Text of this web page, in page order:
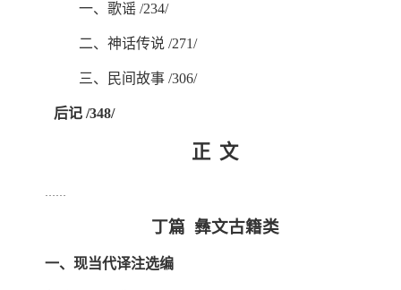
一、歌谣 /234/
二、神话传说 /271/
三、民间故事 /306/
后记 /348/
正 文
……
丁篇 彝文古籍类
一、现当代译注选编